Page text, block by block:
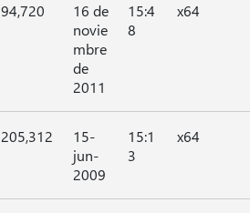
94,720
16 de
novie
mbre
de
2011
15:4
8
x64
205,312
15-
jun-
2009
15:1
3
x64